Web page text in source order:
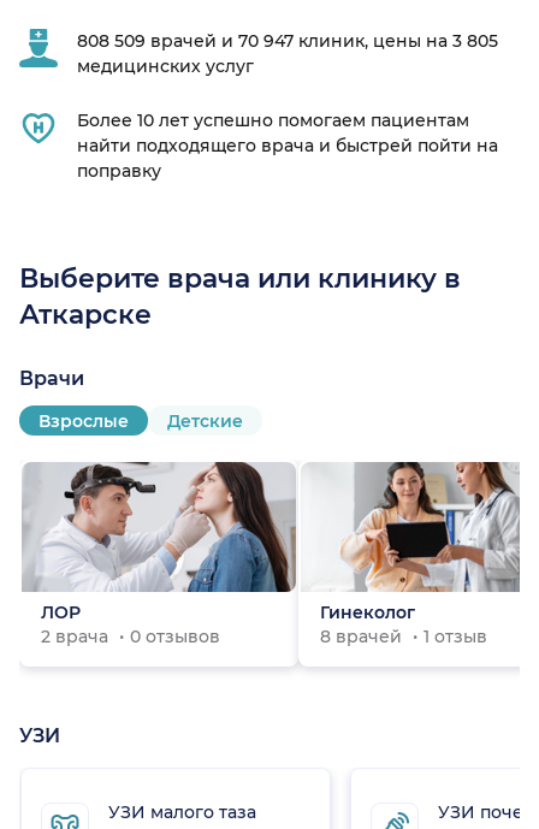
808 509 врачей и 70 947 клиник, цены на 3 805
медицинских услуг
Более 10 лет успешно помогаем пациентам
найти подходящего врача и быстрей пойти на
поправку
Выберите врача или клинику в
Аткарске
Врачи
Взрослые Детские
ЛОР
2 врача
0 отзывов
Гинеколог
8 врачей
1 отзыв
УЗИ
УЗИ малого таза УЗИ почек